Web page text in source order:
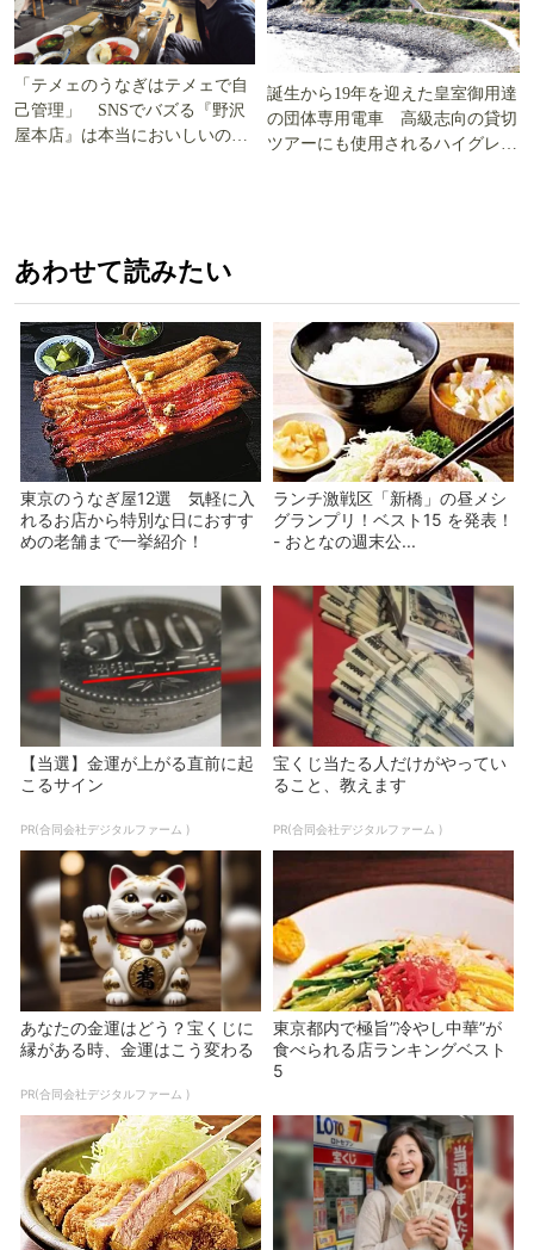
「テメェのうなぎはテメェで自
己管理」 SNSでバズる『野沢
屋本店』は本当においしいの
誕生から19年を迎えた皇室御用達
の団体専用電車 高級志向の貸切
ツアーにも使用されるハイグレー
あわせて読みたい
東京のうなぎ屋12選 気軽に入
れるお店から特別な日におすす
めの老舗まで一挙紹介！
ランチ激戦区「新橋」の昼メシ
グランプリ！ベスト15 を発表！
- おとなの週末公...
【当選】金運が上がる直前に起
こるサイン
PR(合同会社デジタルファーム )
宝くじ当たる人だけがやってい
ること、教えます
PR(合同会社デジタルファーム )
あなたの金運はどう？宝くじに
縁がある時、金運はこう変わる
PR(合同会社デジタルファーム )
東京都内で極旨”冷やし中華”が
食べられる店ランキングベスト
5